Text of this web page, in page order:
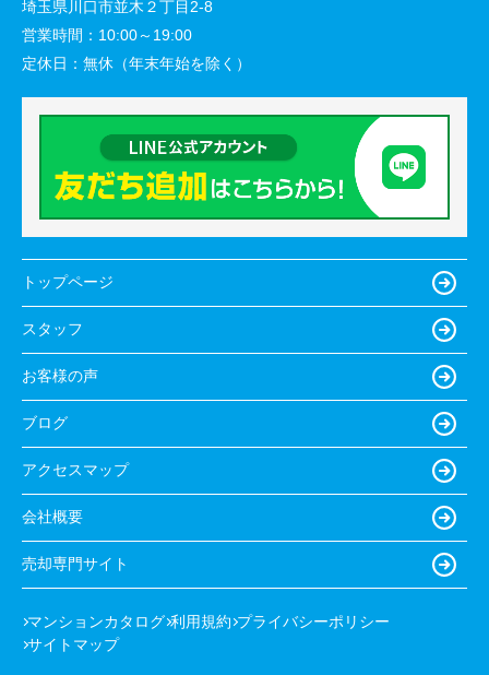
埼玉県川口市並木２丁目2-8
営業時間： 10:00～19:00
定休日： 無休（年末年始を除く）
トップページ
スタッフ
お客様の声
ブログ
アクセスマップ
会社概要
売却専門サイト
マンションカタログ 利用規約 プライバシーポリシー
サイトマップ